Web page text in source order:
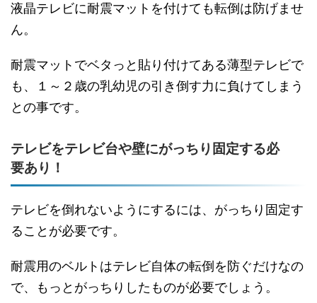
液晶テレビに耐震マットを付けても転倒は防げませ
ん。
耐震マットでベタっと貼り付けてある薄型テレビで
も、１～２歳の乳幼児の引き倒す力に負けてしまう
との事です。
テレビをテレビ台や壁にがっちり固定する必
要あり！
テレビを倒れないようにするには、がっちり固定す
ることが必要です。
耐震用のベルトはテレビ自体の転倒を防ぐだけなの
で、もっとがっちりしたものが必要でしょう。